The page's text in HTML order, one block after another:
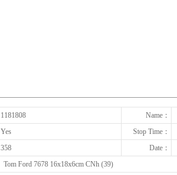
1181808 Name：
Yes
Stop Time：
358 Date：
Tom Ford 7678 16x18x6cm CNh (39)